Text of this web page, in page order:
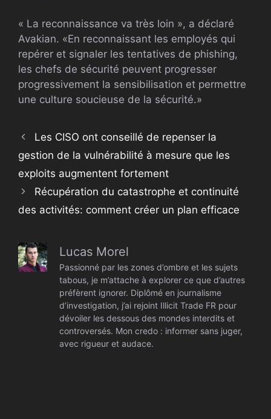
« La reconnaissance va très loin », a déclaré
Avakian. «En reconnaissant les employés qui
repérer et signaler les tentatives de phishing,
les chefs de sécurité peuvent progresser
progressivement la sensibilisation et permettre
une culture soucieuse de la sécurité.»
Les CISO ont conseillé de repenser la
gestion de la vulnérabilité à mesure que les
exploits augmentent fortement
Récupération du catastrophe et continuité
des activités: comment créer un plan efficace
Lucas Morel
Passionné par les zones d’ombre et les sujets
tabous, je m’attache à explorer ce que d’autres
préfèrent ignorer. Diplômé en journalisme
d’investigation, j’ai rejoint Illicit Trade FR pour
dévoiler les dessous des mondes interdits et
controversés. Mon credo : informer sans juger,
avec rigueur et audace.